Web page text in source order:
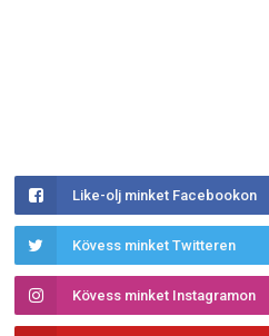
Like-olj minket Facebookon
Kövess minket Twitteren
Kövess minket Instagramon